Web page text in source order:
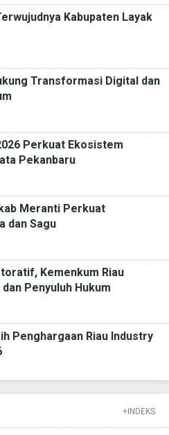
Kabupaten Layak
Transformasi Digital dan
Perkuat Ekosistem
Pekanbaru
Meranti Perkuat
dan Sagu
Kemenkum Riau
Penyuluh Hukum
Penghargaan Riau Industry
+INDEKS